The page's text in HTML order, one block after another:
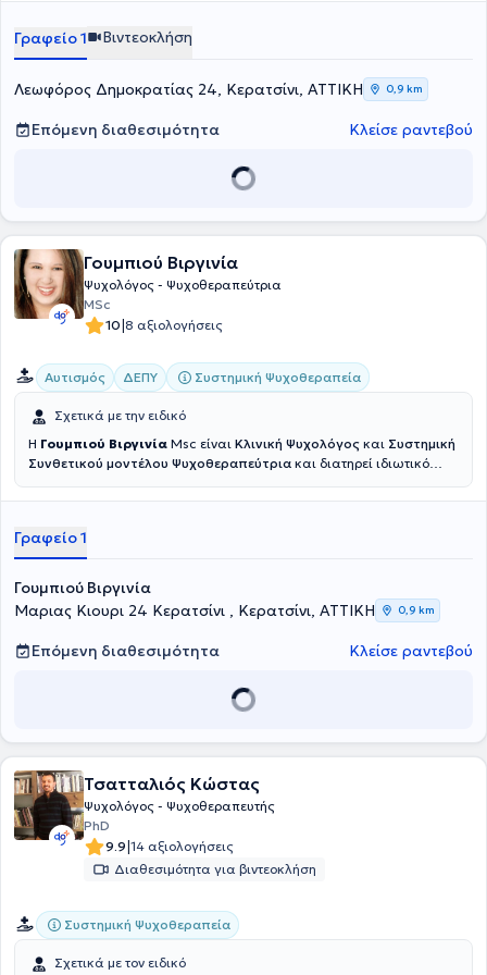
Γραφείο 1 Βιντεοκλήση
Λεωφόρος Δημοκρατίας 24, Κερατσίνι, ΑΤΤΙΚΗ 0,9 km
Επόμενη διαθεσιμότητα Κλείσε ραντεβού
Γουμπιού Βιργινία
Ψυχολόγος - Ψυχοθεραπεύτρια
MSc
10|8 αξιολογήσεις
Αυτισμός ΔΕΠΥ Συστημική Ψυχοθεραπεία
Σχετικά με την ειδικό
Η Γουμπιού Βιργινία Msc είναι Κλινική Ψυχολόγος και Συστημική
Συνθετικού μοντέλου Ψυχοθεραπεύτρια και διατηρεί ιδιωτικό
Μητροπολιτικό Κολλέγιο ενώ στη συνέχεια πραγματοποίησε
Μητροπολιτικό Κολλέγιο. Στο ιδιωτικό της γραφείο παρέχονται
συνεδρίες ατομικές, οικογενειακές, συμβουλευτική ζεύγους και
ομαδικές συνεδρίες.Επίσης, η ειδικός είναι
και
εμπειρογνώμονας
και πραγματοποιεί τεχνικές εκθέσης για
δικαστήρια.Στο ιδιωτικό της γραφείο παρέχονται
εργαλείων για κάθε χρήση πχ.Δικαστήρια, επιτροπές επιδομάτων
Γραφείο 1
Γουμπιού Βιργινία
Μαριας Κιουρι 24 Κερατσίνι , Κερατσίνι, ΑΤΤΙΚΗ
0,9 km
Επόμενη διαθεσιμότητα Κλείσε ραντεβού
Τσατταλιός Κώστας
Ψυχολόγος - Ψυχοθεραπευτής
PhD
9.9|14 αξιολογήσεις
Διαθεσιμότητα για βιντεοκλήση
Συστημική Ψυχοθεραπεία
Σχετικά με τον ειδικό